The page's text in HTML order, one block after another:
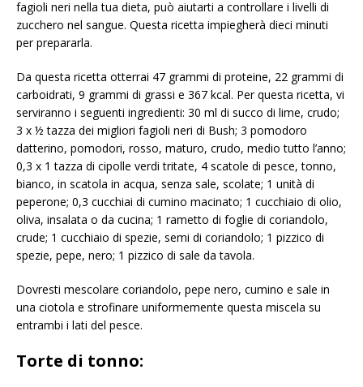
fagioli neri nella tua dieta, può aiutarti a controllare i livelli di
zucchero nel sangue. Questa ricetta impiegherà dieci minuti
per prepararla.
Da questa ricetta otterrai 47 grammi di proteine, 22 grammi di
carboidrati, 9 grammi di grassi e 367 kcal. Per questa ricetta, vi
serviranno i seguenti ingredienti: 30 ml di succo di lime, crudo;
3 x ½ tazza dei migliori fagioli neri di Bush; 3 pomodoro
datterino, pomodori, rosso, maturo, crudo, medio tutto l’anno;
0,3 x 1 tazza di cipolle verdi tritate, 4 scatole di pesce, tonno,
bianco, in scatola in acqua, senza sale, scolate; 1 unità di
peperone; 0,3 cucchiai di cumino macinato; 1 cucchiaio di olio,
oliva, insalata o da cucina; 1 rametto di foglie di coriandolo,
crude; 1 cucchiaio di spezie, semi di coriandolo; 1 pizzico di
spezie, pepe, nero; 1 pizzico di sale da tavola.
Dovresti mescolare coriandolo, pepe nero, cumino e sale in
una ciotola e strofinare uniformemente questa miscela su
entrambi i lati del pesce.
Torte di tonno: